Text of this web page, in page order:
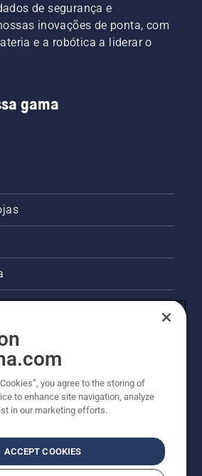
de segurança e
inovações de ponta, com
e a robótica a liderar o
gama
da Husqvarna
Husqvarna à sustentabilidade
you agree to the storing of
to enhance site navigation, analyze
in our marketing efforts.
ACCEPT COOKIES